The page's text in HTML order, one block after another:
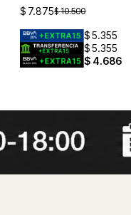
$ 7.875$ 10.500
$5.355
$5.355
$ 4.686